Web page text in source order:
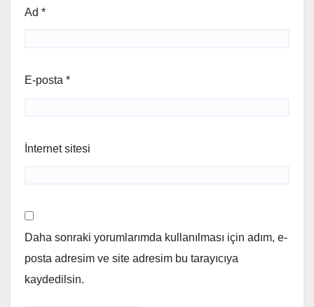
Ad *
E-posta *
İnternet sitesi
Daha sonraki yorumlarımda kullanılması için adım, e-
posta adresim ve site adresim bu tarayıcıya
kaydedilsin.